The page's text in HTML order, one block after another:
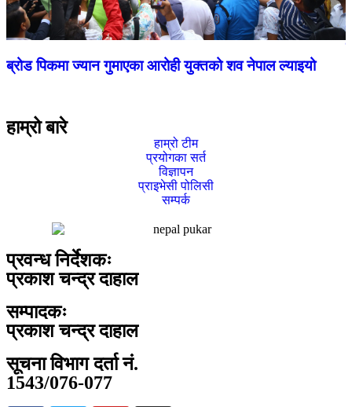
ब्रोड पिकमा ज्यान गुमाएका आरोही युक्तको शव नेपाल ल्याइयो
हाम्रो बारे
हाम्रो टीम
प्रयोगका सर्त
विज्ञापन
प्राइभेसी पोलिसी
सम्पर्क
प्रवन्ध निर्देशकः
प्रकाश चन्द्र दाहाल
सम्पादकः
प्रकाश चन्द्र दाहाल
सूचना विभाग दर्ता नं.
1543/076-077